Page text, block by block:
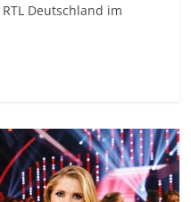
Deutschland im